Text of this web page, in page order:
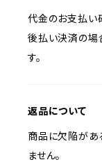
代金のお支払い
後払い決済の場
す。
返品について
商品に欠陥があ
ません。